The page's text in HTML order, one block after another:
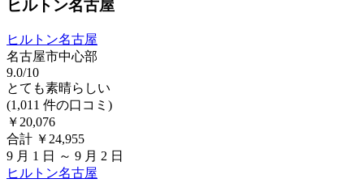
ヒルトン名古屋
ヒルトン名古屋
名古屋市中心部
9.0/10
とても素晴らしい
(1,011 件の口コミ)
￥20,076
合計 ￥24,955
9 月 1 日 ～ 9 月 2 日
ヒルトン名古屋